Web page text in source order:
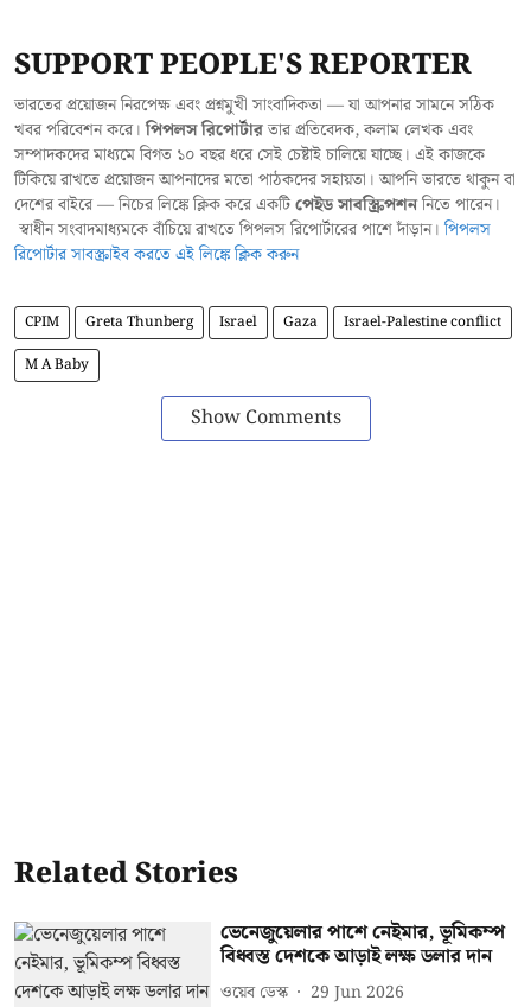
SUPPORT PEOPLE'S REPORTER
ভারতের প্রয়োজন নিরপেক্ষ এবং প্রশ্নমুখী সাংবাদিকতা — যা আপনার সামনে সঠিক
খবর পরিবেশন করে।পিপলস রিপোর্টারতার প্রতিবেদক, কলাম লেখক এবং
সম্পাদকদের মাধ্যমে বিগত ১০ বছর ধরে সেই চেষ্টাই চালিয়ে যাচ্ছে। এই কাজকে
টিকিয়ে রাখতে প্রয়োজন আপনাদের মতো পাঠকদের সহায়তা। আপনি ভারতে থাকুন বা
দেশের বাইরে — নিচের লিঙ্কে ক্লিক করে একটিপেইড সাবস্ক্রিপশননিতে পারেন।
স্বাধীন সংবাদমাধ্যমকে বাঁচিয়ে রাখতে পিপলস রিপোর্টারের পাশে দাঁড়ান।পিপলস
রিপোর্টার সাবস্ক্রাইব করতে এই লিঙ্কে ক্লিক করুন
CPIM Greta Thunberg Israel Gaza
Israel-Palestine conflict
M A Baby
Show Comments
Related Stories
ভেনেজুয়েলার পাশে নেইমার, ভূমিকম্প
বিধ্বস্ত দেশকে আড়াই লক্ষ ডলার দান
ওয়েব ডেস্ক 29 Jun 2026